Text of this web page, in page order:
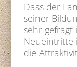
Dass der
seiner
sehr gefragt
Neueintritte
die